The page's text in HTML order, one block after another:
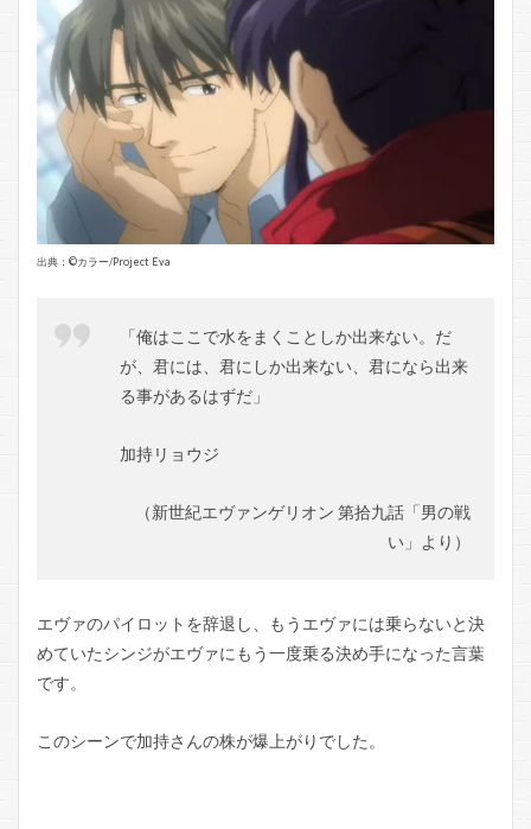
出典：©️カラー/Project Eva
「俺はここで水をまくことしか出来ない。だ
が、君には、君にしか出来ない、君になら出来
る事があるはずだ」
加持リョウジ
（新世紀エヴァンゲリオン 第拾九話「男の戦
い」より）
エヴァのパイロットを辞退し、もうエヴァには乗らないと決
めていたシンジがエヴァにもう一度乗る決め手になった言葉
です。
このシーンで加持さんの株が爆上がりでした。